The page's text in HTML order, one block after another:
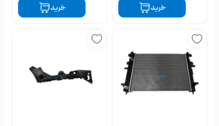
نیو
دیر روشن شدن خودرو در استارت های اولیه
روشن شدن چراغ چک خودرو در اثر افت فشار بنزین
دل زدن و ریپ زدن خودرو در دور موتور های بالا
خرید خرید